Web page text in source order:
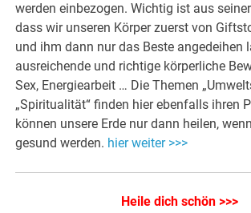
werden einbezogen. Wichtig ist aus
dass wir unseren Körper zuerst von
und ihm dann nur das Beste angedeihen
ausreichende und richtige körperliche
Sex, Energiearbeit … Die Themen
„Spiritualität“ finden hier ebenfalls ihren
können unsere Erde nur dann heilen,
gesund werden. hier weiter >>>
Heile dich schön >>>